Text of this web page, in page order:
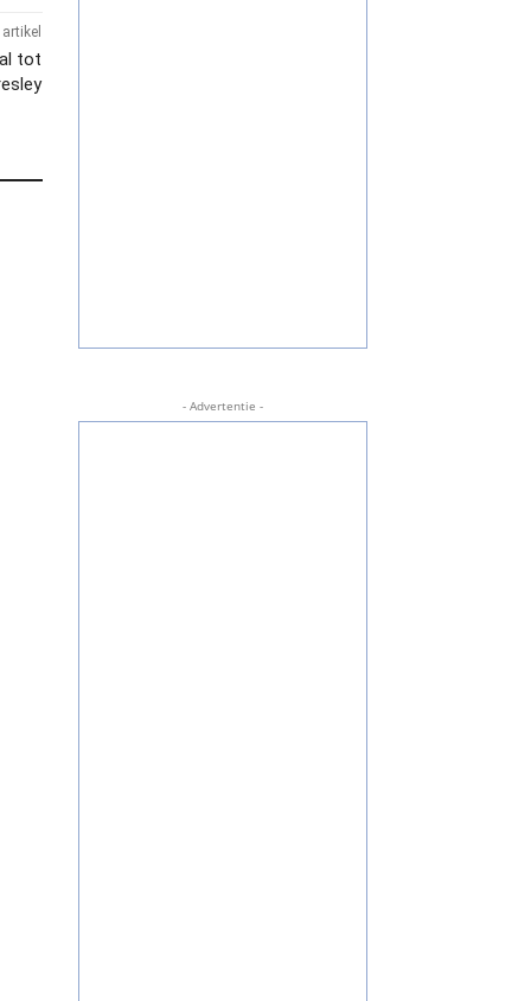
tot
- Advertentie -